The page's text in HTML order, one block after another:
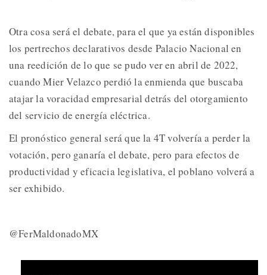
Otra cosa será el debate, para el que ya están disponibles
los pertrechos declarativos desde Palacio Nacional en
una reedición de lo que se pudo ver en abril de 2022,
cuando Mier Velazco perdió la enmienda que buscaba
atajar la voracidad empresarial detrás del otorgamiento
del servicio de energía eléctrica.
El pronóstico general será que la 4T volvería a perder la
votación, pero ganaría el debate, pero para efectos de
productividad y eficacia legislativa, el poblano volverá a
ser exhibido.
@FerMaldonadoMX